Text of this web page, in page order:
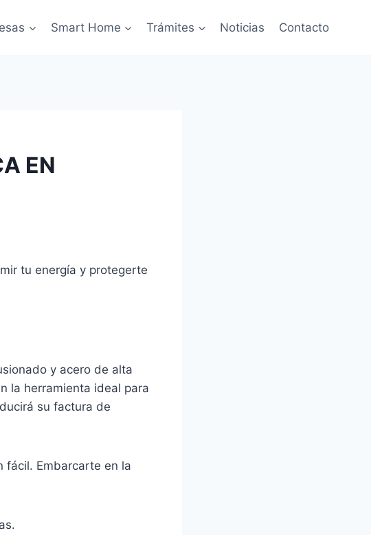
Smart Home Trámites Noticias Contacto
EN
tu energía y protegerte
y acero de alta
la herramienta ideal para
su factura de
fácil. Embarcarte en la